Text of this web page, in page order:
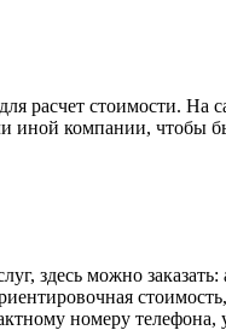
расчет стоимости. На
иной компании, чтобы
здесь можно
номеру телефона,